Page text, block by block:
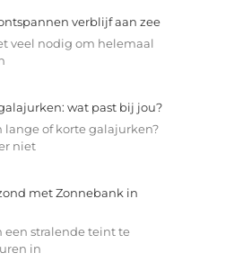
verblijf aan zee
veel nodig om helemaal
wat past bij jou?
lange of korte galajurken?
niet
met Zonnebank in
een stralende teint te
in